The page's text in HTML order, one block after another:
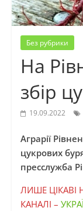
Без рубрики
На
збір
19.09.2022
Аграрії
цукрових
пресслужба
ЛИШЕ
КАНАЛІ –